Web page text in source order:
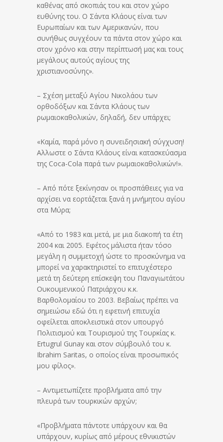
καθένας από σκοπιάς του και στον χώρο
ευθύνης του. Ο Σάντα Κλάους είναι των
Ευρωπαίων και των Αμερικανών, που
συνήθως συγχέουν τα πάντα στον χώρο και
στον χρόνο και στην περίπτωσή μας και τους
μεγάλους αυτούς αγίους της
χριστιανοσύνης».
– Σχέση μεταξύ Αγίου Νικολάου των
ορθοδόξων και Σάντα Κλάους των
ρωμαιοκαθολικών, δηλαδή, δεν υπάρχει;
«Καμία, παρά μόνο η συνειδησιακή σύγχυση!
Αλλωστε o Σάντα Κλάους είναι κατασκεύασμα
της Coca-Cola παρά των ρωμαιοκαθολικών!».
– Από πότε ξεκίνησαν οι προσπάθειες για να
αρχίσει να εορτάζεται ξανά η μνήμητου αγίου
στα Μύρα;
«Από το 1983 και μετά, με μια διακοπή τα έτη
2004 και 2005. Εφέτος μάλιστα ήταν τόσο
μεγάλη η συμμετοχή ώστε το προσκύνημα να
μπορεί να χαρακτηριστεί το επιτυχέστερο
μετά τη δεύτερη επίσκεψη του Παναγιωτάτου
Ουκουμενικού Πατριάρχου κ.κ.
Βαρθολομαίου το 2003. Βεβαίως πρέπει να
σημειώσω εδώ ότι η εφετινή επιτυχία
οφείλεται αποκλειστικά στον υπουργό
Πολιτισμού και Τουρισμού της Τουρκίας κ.
Εrtugrul Gunay και στον σύμβουλό του κ.
Ιbrahim Saritas, ο οποίος είναι προσωπικός
μου φίλος».
– Αντιμετωπίζετε προβλήματα από την
πλευρά των τουρκικών αρχών;
«Προβλήματα πάντοτε υπάρχουν και θα
υπάρχουν, κυρίως από μέρους εθνικιστών